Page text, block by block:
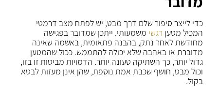
כדי לייצר סיפור שלם דרך מבט, יש לפתח מצב דרמטי
המכיל מטען רגשי משמעותי. ייתכן שמדובר בפגישה
מחודשת לאחר נתק, בהבנה פתאומית, באשמה שאינה
מדוברת או באהבה שלא יכולה להתממש. ככול שהמטען
גדול יותר, כך השתיקה טעונה יותר. הדמויות מביטות זו בזו,
וכול מבט, חושף שכבת אמת נוספת, שהן אינן מעזות לבטא
בקול.